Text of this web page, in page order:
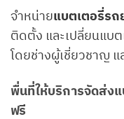
จำหน่ายแบตเตอรี่ร
ติดตั้ง และเปลี่ยนแบ
โดยช่างผู้เชี่ยวชาญ
พื่นที่ให้บริการจัดส่ง
ฟรี